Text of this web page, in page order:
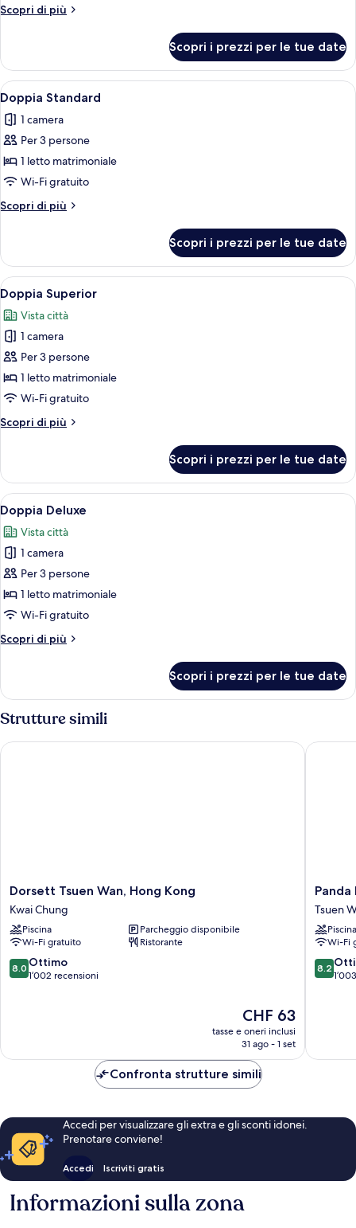
per
Scopri di più
Altri
Scopri i prezzi per le tue date
Apri
tutte
le
foto
per
Doppia
Standard
Camera d'albergo compatta con un
7
Doppia Standard
1 camera
Per 3 persone
1 letto matrimoniale
Wi-Fi gratuito
Scopri di più
Altri
Standard
Scopri i prezzi per le tue date
Apri
tutte
le
foto
per
Doppia
Superior
Una camera d'hotel moderna con
8
Doppia Superior
Vista città
1 camera
Per 3 persone
1 letto matrimoniale
Wi-Fi gratuito
Scopri di più
Altri
Superior
Scopri i prezzi per le tue date
Apri
tutte
le
foto
per
Doppia
Deluxe
Una camera d'hotel moderna con
11
Doppia Deluxe
Vista città
1 camera
Per 3 persone
1 letto matrimoniale
Wi-Fi gratuito
Scopri di più
Altri
Deluxe
Scopri i prezzi per le tue date
Strutture simili
Dorsett
Tsuen
Wan,
Hong
Kong
Kwai
Chung
Dorsett Tsuen Wan, Hong Kong
Kwai Chung
Piscina
Parcheggio disponibile
Wi-Fi gratuito
Ristorante
8.0
su
8.0 Ottimo
1’002 recensioni
Il
prezzo
attuale
CHF 63
CHF 63
tasse e oneri inclusi
31 ago - 1 set
Dorsett Tsuen Wan, Hong Kong
Panda
Hotel
Tsuen
Wan
Tsuen
Piscina
Wi-Fi
8.2
su
8.2
Panda
Confronta strutture simili
Accedi per visualizzare gli extra e gli sconti idonei.
Prenotare conviene!
Accedi Iscriviti gratis
Informazioni sulla zona